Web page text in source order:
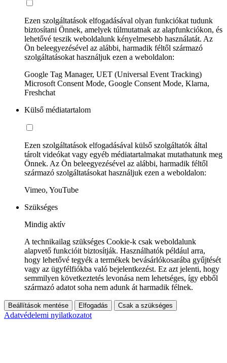
Ezen szolgáltatások elfogadásával olyan funkciókat tudunk
biztosítani Önnek, amelyek túlmutatnak az alapfunkciókon, és
lehetővé teszik weboldalunk kényelmesebb használatát. Az
Ön beleegyezésével az alábbi, harmadik féltől származó
szolgáltatásokat használjuk ezen a weboldalon:
Google Tag Manager, UET (Universal Event Tracking)
Microsoft Consent Mode, Google Consent Mode, Klarna,
Freshchat
Külső médiatartalom
Ezen szolgáltatások elfogadásával külső szolgáltatók által
tárolt videókat vagy egyéb médiatartalmakat mutathatunk meg
Önnek. Az Ön beleegyezésével az alábbi, harmadik féltől
származó szolgáltatásokat használjuk ezen a weboldalon:
Vimeo, YouTube
Szükséges
Mindig aktív
A technikailag szükséges Cookie-k csak weboldalunk
alapvető funkcióit biztosítják. Használhatók például arra,
hogy lehetővé tegyék a termékek bevásárlókosarába gyűjtését
vagy az ügyfélfiókba való bejelentkezést. Ez azt jelenti, hogy
semmilyen következtetés levonása nem lehetséges, így ebből
származó adatot soha nem adunk át harmadik félnek.
Beállítások mentése Elfogadás Csak a szükséges
Adatvédelemi nyilatkozatot